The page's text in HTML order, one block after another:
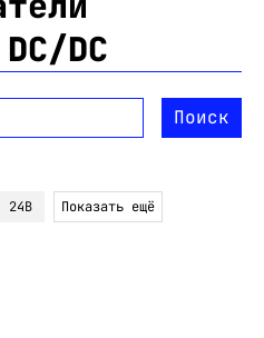
DC
Поиск
24В Показать ещё